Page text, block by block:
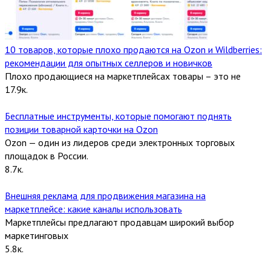
10 товаров, которые плохо продаются на Ozon и Wildberries:
рекомендации для опытных селлеров и новичков
Плохо продающиеся на маркетплейсах товары – это не
17.9к.
Бесплатные инструменты, которые помогают поднять
позиции товарной карточки на Ozon
Ozon — один из лидеров среди электронных торговых
площадок в России.
8.7к.
Внешняя реклама для продвижения магазина на
маркетплейсе: какие каналы использовать
Маркетплейсы предлагают продавцам широкий выбор
маркетинговых
5.8к.